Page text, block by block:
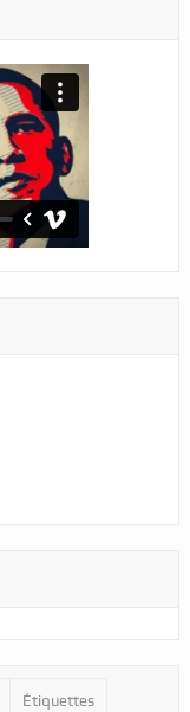
Étiquettes